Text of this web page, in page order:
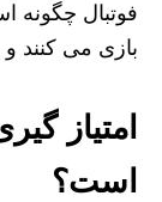
فوتبال چگونه
بازی می کنند
امتیاز
است؟